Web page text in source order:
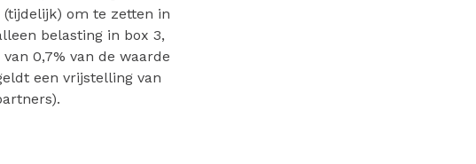
om te zetten in
belasting in box 3,
0,7% van de waarde
een vrijstelling van